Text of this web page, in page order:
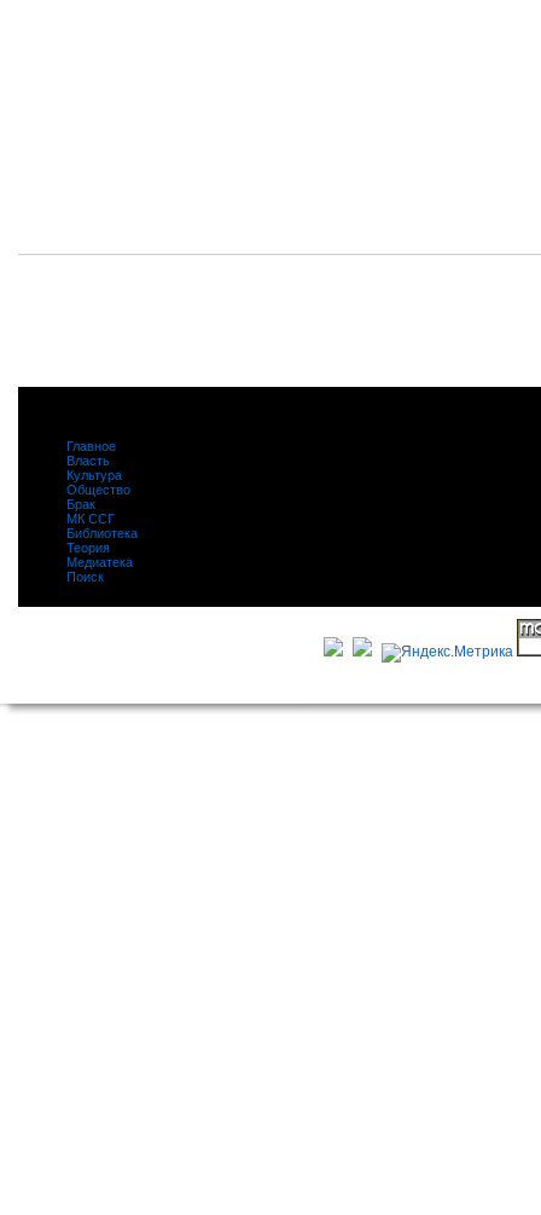
Главное
Власть
Культура
Общество
Брак
МК ССГ
Библиотека
Теория
Медиатека
Поиск